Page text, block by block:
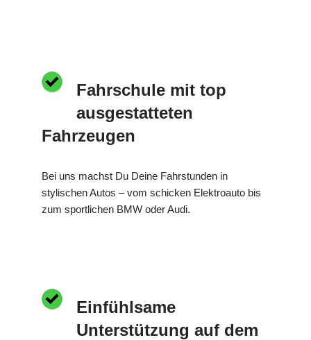
Fahrschule mit top
ausgestatteten
Fahrzeugen
Bei uns machst Du Deine Fahrstunden in
stylischen Autos – vom schicken Elektroauto bis
zum sportlichen BMW oder Audi.
Einfühlsame
Unterstützung auf dem